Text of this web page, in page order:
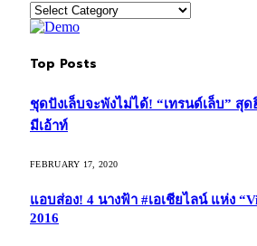
Categories
Top Posts
ชุดปังเล็บจะพังไม่ได้! “เทรนด์เล็บ” สุ
มีเอ้าท์
FEBRUARY 17, 2020
แอบส่อง! 4 นางฟ้า #เอเชียไลน์ แห่ง
2016